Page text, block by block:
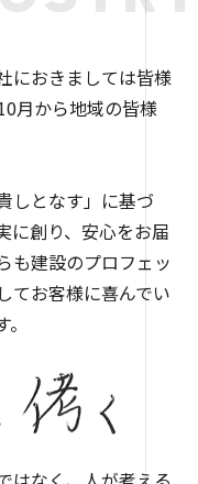
におきましては皆様
月から地域の皆様
しとなす」に基づ
に創り、安心をお届
も建設のプロフェッ
てお客様に喜んでい